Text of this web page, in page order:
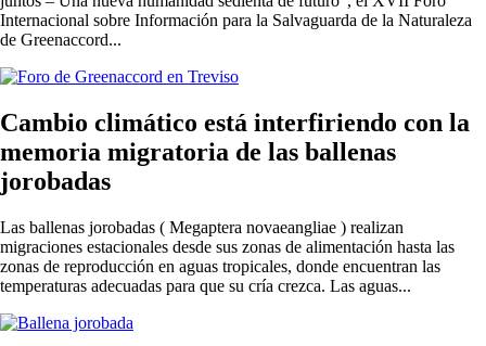
Internacional sobre Información para la Salvaguarda de la Naturaleza
de Greenaccord...
Cambio climático está interfiriendo con la
memoria migratoria de las ballenas
jorobadas
Las ballenas jorobadas ( Megaptera novaeangliae ) realizan
migraciones estacionales desde sus zonas de alimentación hasta las
zonas de reproducción en aguas tropicales, donde encuentran las
temperaturas adecuadas para que su cría crezca. Las aguas...